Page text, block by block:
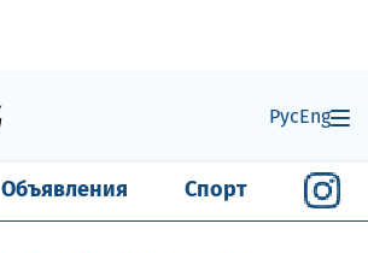
РусEng
Объявления Спорт